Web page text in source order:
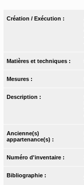
Création / Exécution :
Matières et techniques :
Mesures :
Description :
Ancienne(s)
appartenance(s) :
Numéro d'inventaire :
Bibliographie :